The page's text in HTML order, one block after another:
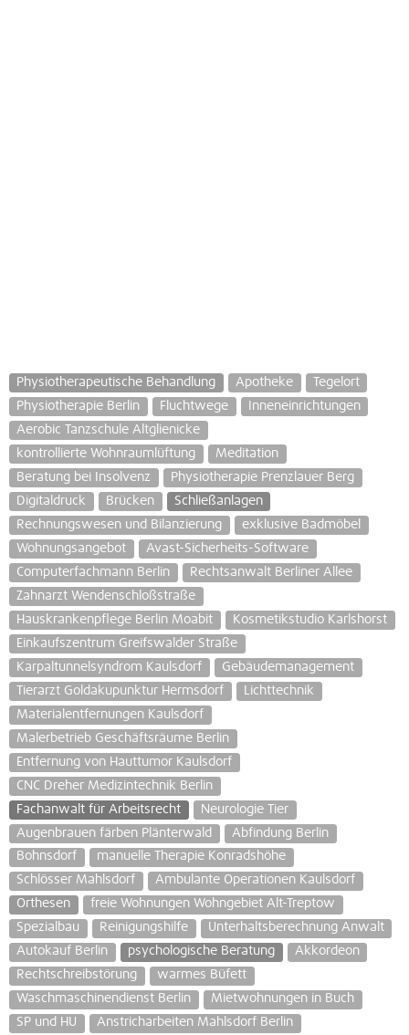
Physiotherapeutische Behandlung Apotheke
Tegelort
Physiotherapie Berlin
Fluchtwege
Inneneinrichtungen
Aerobic Tanzschule Altglienicke
kontrollierte Wohnraumlüftung
Meditation
Beratung bei Insolvenz
Physiotherapie Prenzlauer Berg
Digitaldruck
Brücken
Schließanlagen
Rechnungswesen und Bilanzierung
exklusive Badmöbel
Wohnungsangebot
Avast-Sicherheits-Software
Computerfachmann Berlin
Rechtsanwalt Berliner Allee
Zahnarzt Wendenschloßstraße
Hauskrankenpflege Berlin Moabit
Kosmetikstudio Karlshorst
Einkaufszentrum Greifswalder Straße
Karpaltunnelsyndrom Kaulsdorf
Gebäudemanagement
Tierarzt Goldakupunktur Hermsdorf
Lichttechnik
Materialentfernungen Kaulsdorf
Malerbetrieb Geschäftsräume Berlin
Entfernung von Hauttumor Kaulsdorf
CNC Dreher Medizintechnik Berlin
Fachanwalt für Arbeitsrecht
Neurologie Tier
Augenbrauen färben Plänterwald
Abfindung Berlin
Bohnsdorf
manuelle Therapie Konradshöhe
Schlösser Mahlsdorf
Ambulante Operationen Kaulsdorf
Orthesen
freie Wohnungen Wohngebiet Alt-Treptow
Spezialbau
Reinigungshilfe
Unterhaltsberechnung Anwalt
Autokauf Berlin
psychologische Beratung
Akkordeon
Rechtschreibstörung
warmes Büfett
Waschmaschinendienst Berlin
Mietwohnungen in Buch
SP und HU
Anstricharbeiten Mahlsdorf Berlin